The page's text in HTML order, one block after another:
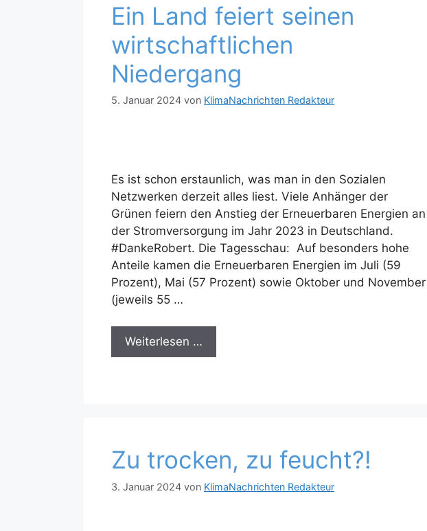
Ein Land feiert seinen
wirtschaftlichen
Niedergang
5. Januar 2024 von KlimaNachrichten Redakteur
Es ist schon erstaunlich, was man in den Sozialen
Netzwerken derzeit alles liest. Viele Anhänger der
Grünen feiern den Anstieg der Erneuerbaren Energien an
der Stromversorgung im Jahr 2023 in Deutschland.
#DankeRobert. Die Tagesschau: Auf besonders hohe
Anteile kamen die Erneuerbaren Energien im Juli (59
Prozent), Mai (57 Prozent) sowie Oktober und November
(jeweils 55 …
Weiterlesen …
Zu trocken, zu feucht?!
3. Januar 2024 von KlimaNachrichten Redakteur